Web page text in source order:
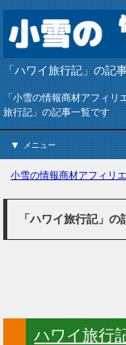
「ハワイ旅行記」の記
「小雪の情報商材アフィ
旅行記」の記事一覧です
メニュー
小雪の情報商材アフィリ
「ハワイ旅行記」の
ハワイ旅行